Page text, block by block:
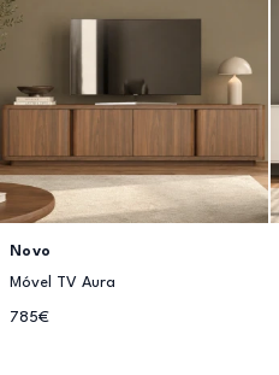
Novo
Móvel TV Aura
785€